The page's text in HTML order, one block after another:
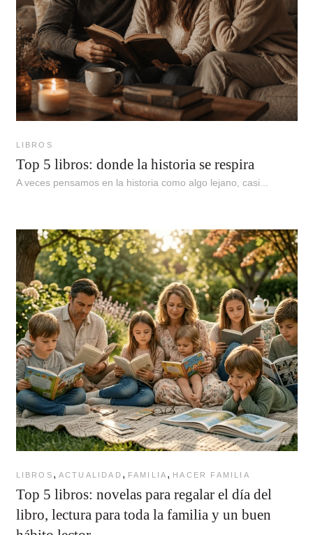
LIBROS
Top 5 libros: donde la historia se respira
A veces pensamos en la historia como algo lejano, casi...
LIBROS , ACTUALIDAD , FAMILIA , HACER FAMILIA
Top 5 libros: novelas para regalar el día del
libro, lectura para toda la familia y un buen